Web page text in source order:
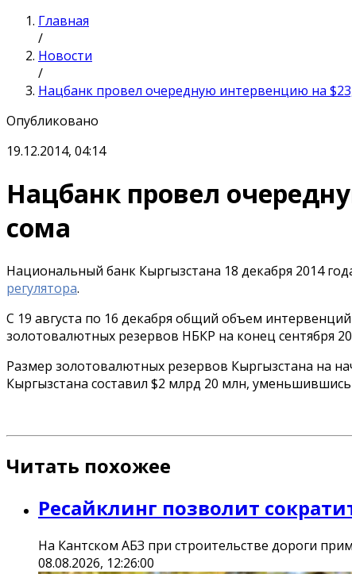
Главная
/
Новости
/
Нацбанк провел очередную интервенцию на
Опубликовано
19.12.2014, 04:14
Нацбанк провел
сома
Национальный банк Кыргызстана 18 декабря 2014
регулятора.
С 19 августа по 16 декабря общий объем
золотовалютных резервов НБКР на конец сентября
Размер золотовалютных резервов Кыргызстана на
Кыргызстана составил $2 млрд 20 млн, уменьшившись
Читать похожее
Ресайклинг позволит
На Кантском АБЗ при строительстве дороги
08.08.2026, 12:26:00